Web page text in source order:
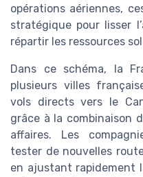
opérations aériennes,
stratégique pour lisser
répartir les ressources
Dans ce schéma, la
plusieurs villes
vols directs vers le
grâce à la combinaison
affaires. Les
tester de nouvelles
en ajustant rapidement